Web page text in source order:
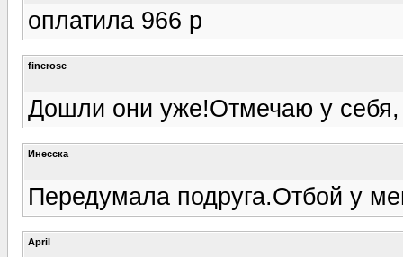
оплатила 966 р
finerose
Дошли они уже!Отмечаю у себя,
Инесска
Передумала подруга.Отбой у
April